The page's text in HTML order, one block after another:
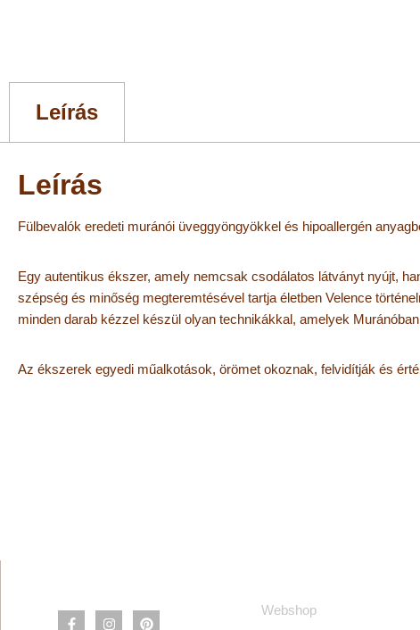
Leírás
Leírás
Fülbevalók eredeti muránói üveggyöngyökkel és hipoallergén
Egy autentikus ékszer, amely nemcsak csodálatos látványt nyújt,
szépség és minőség megteremtésével tartja életben Velence
minden darab kézzel készül olyan technikákkal, amelyek
Az ékszerek egyedi műalkotások, örömet okoznak, felvidítják és
Webshop